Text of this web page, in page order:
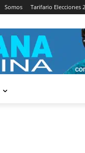
Somos Tarifario Elecciones